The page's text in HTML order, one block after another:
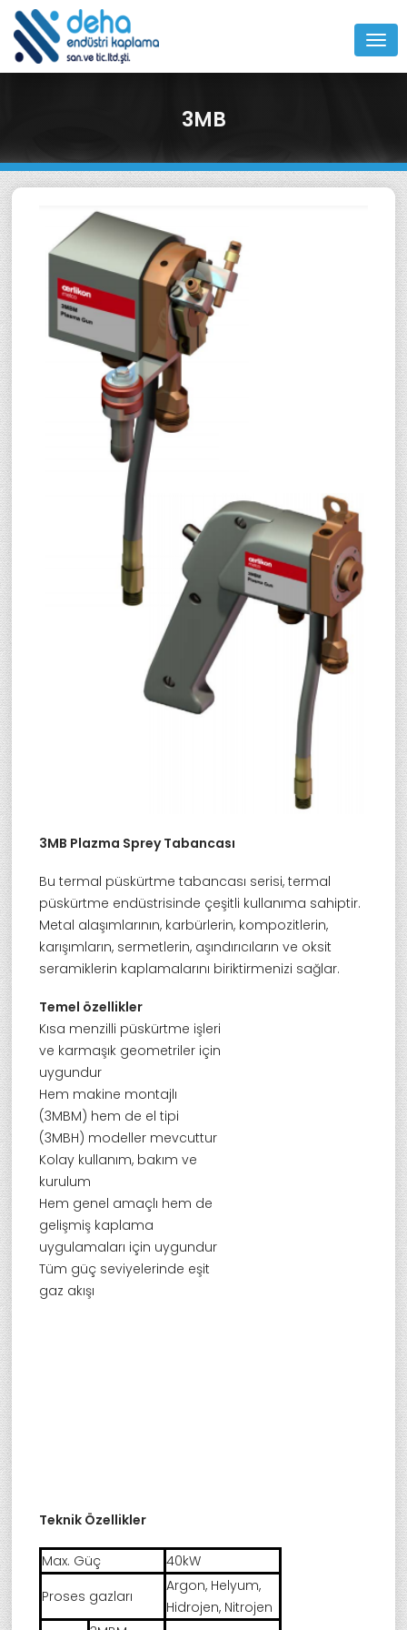
3MB
3MB Plazma Sprey Tabancası
Bu termal püskürtme tabancası serisi, termal
püskürtme endüstrisinde çeşitli kullanıma sahiptir.
Metal alaşımlarının, karbürlerin, kompozitlerin,
karışımların, sermetlerin, aşındırıcıların ve oksit
seramiklerin kaplamalarını biriktirmenizi sağlar.
Temel özellikler
Kısa menzilli püskürtme işleri
ve karmaşık geometriler için
uygundur
Hem makine montajlı
(3MBM) hem de el tipi
(3MBH) modeller mevcuttur
Kolay kullanım, bakım ve
kurulum
Hem genel amaçlı hem de
gelişmiş kaplama
uygulamaları için uygundur
Tüm güç seviyelerinde eşit
gaz akışı
Teknik Özellikler
Max. Güç
40kW
Proses gazları
Argon, Helyum,
Hidrojen, Nitrojen